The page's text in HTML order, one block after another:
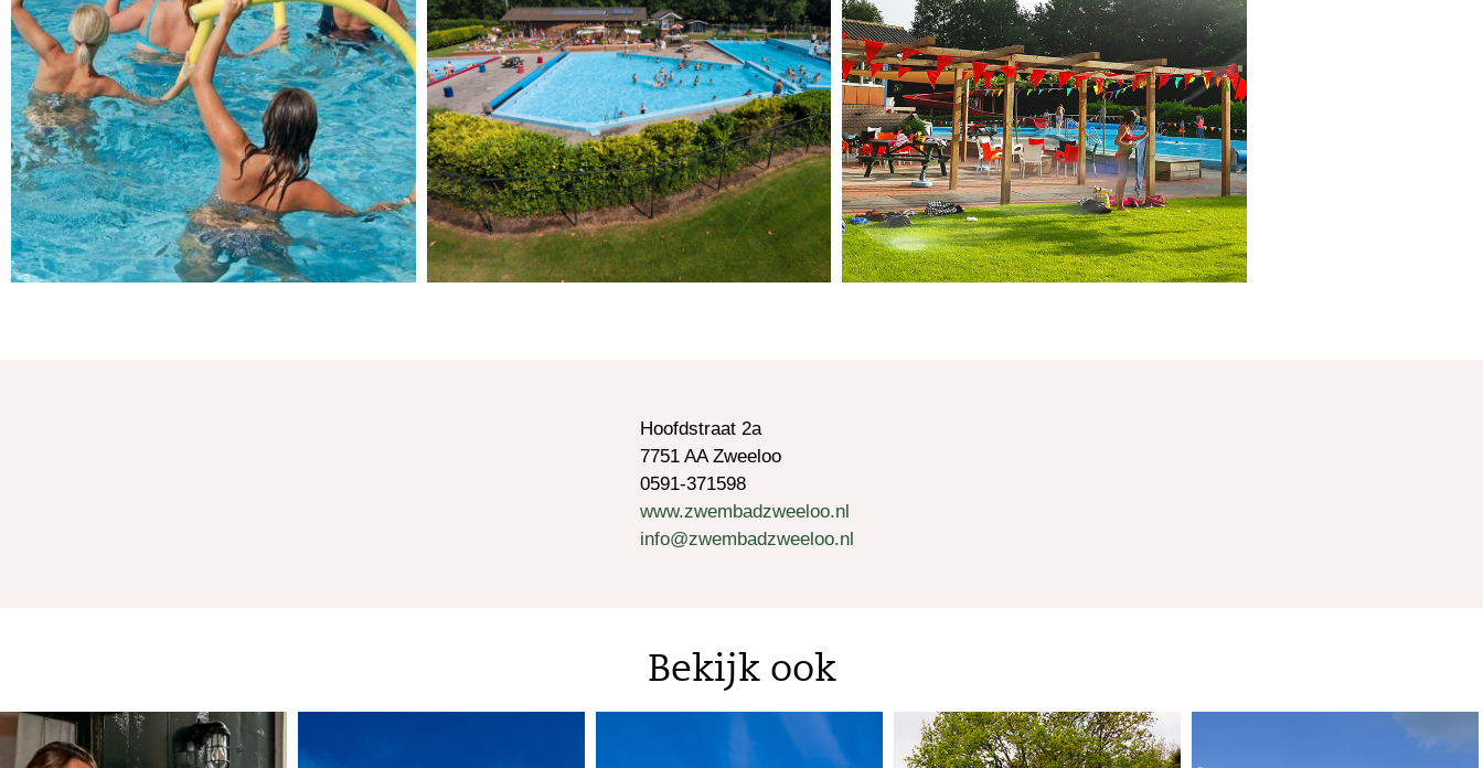
Hoofdstraat 2a
7751 AA Zweeloo
0591-371598
www.zwembadzweeloo.nl
info@zwembadzweeloo.nl
Bekijk ook